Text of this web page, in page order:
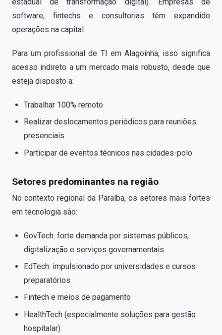
software, fintechs e consultorias têm expandido
operações na capital.
Para um profissional de TI em Alagoinha, isso significa
acesso indireto a um mercado mais robusto, desde que
esteja disposto a:
Trabalhar 100% remoto
Realizar deslocamentos periódicos para reuniões
presenciais
Participar de eventos técnicos nas cidades-polo
Setores predominantes na região
No contexto regional da Paraíba, os setores mais fortes
em tecnologia são:
GovTech: forte demanda por sistemas públicos,
digitalização e serviços governamentais
EdTech: impulsionado por universidades e cursos
preparatórios
Fintech e meios de pagamento
HealthTech (especialmente soluções para gestão
hospitalar)